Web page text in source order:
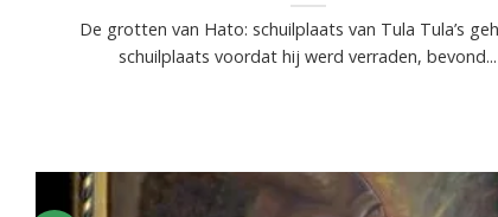
De grotten van Hato: schuilplaats van Tula Tula’s
schuilplaats voordat hij werd verraden, bevond...